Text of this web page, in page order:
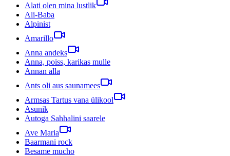
Alati olen mina lustlik
Ali-Baba
Alpinist
Amarillo
Anna andeks
Anna, poiss, karikas mulle
Annan alla
Ants oli aus saunamees
Armsas Tartus vana ülikool
Asunik
Autoga Sahhalini saarele
Ave Maria
Baarmani rock
Besame mucho